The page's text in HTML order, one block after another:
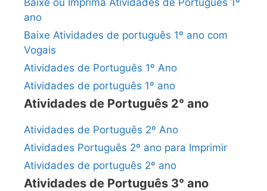
ano
Baixe Atividades de português 1º ano com
Vogais
Atividades de Português 1º Ano
Atividades de português 1º ano
Atividades de Português 2° ano
Atividades de Português 2º Ano
Atividades Português 2º ano para Imprimir
Atividades de português 2º ano
Atividades de Português 3° ano